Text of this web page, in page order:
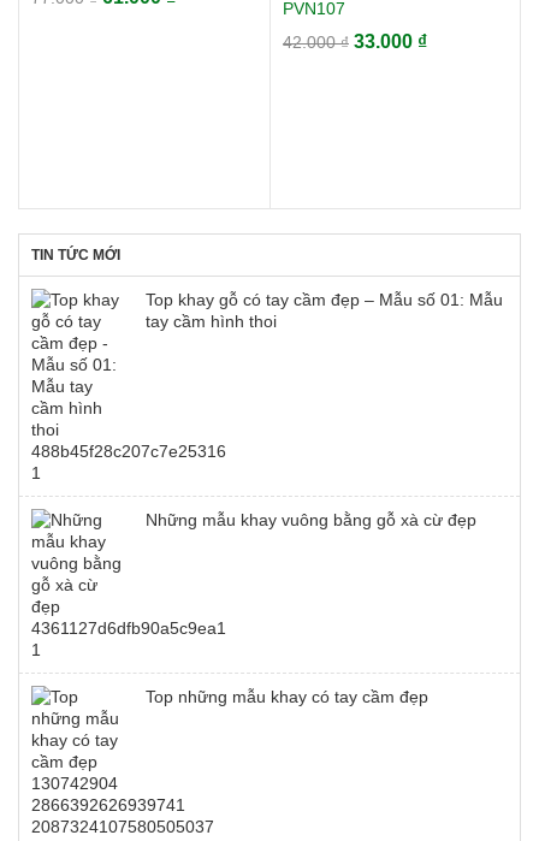
PVN107
42.000₫ Giá
33.000 ₫Giá
TIN TỨC MỚI
Top khay gỗ có tay cầm đẹp – Mẫu số 01: Mẫu
tay cầm hình thoi
Những mẫu khay vuông bằng gỗ xà cừ đẹp
Top những mẫu khay có tay cầm đẹp